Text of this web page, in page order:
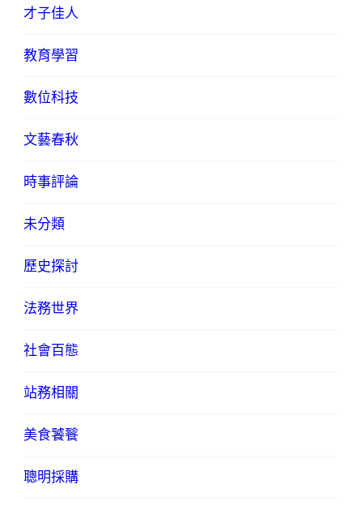
才子佳人
教育學習
數位科技
文藝春秋
時事評論
未分類
歷史探討
法務世界
社會百態
站務相關
美食饕餮
聰明採購